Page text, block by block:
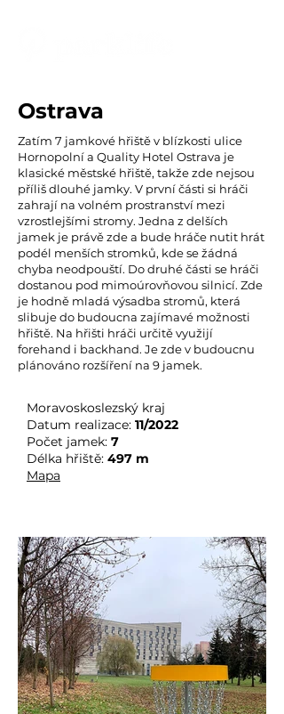
Ostrava
Zatím 7 jamkové hřiště v blízkosti ulice
Hornopolní a Quality Hotel Ostrava je
klasické městské hřiště, takže zde nejsou
příliš dlouhé jamky. V první části si hráči
zahrají na volném prostranství mezi
vzrostlejšími stromy. Jedna z delších
jamek je právě zde a bude hráče nutit hrát
podél menších stromků, kde se žádná
chyba neodpouští. Do druhé části se hráči
dostanou pod mimoúrovňovou silnicí. Zde
je hodně mladá výsadba stromů, která
slibuje do budoucna zajímavé možnosti
hřiště. Na hřišti hráči určitě využijí
forehand i backhand. Je zde v budoucnu
plánováno rozšíření na 9 jamek.
Moravoskoslezský kraj
Datum realizace: 11/2022
Počet jamek: 7
Délka hřiště: 497 m
Mapa